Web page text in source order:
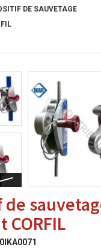
DE SAUVETAGE
CORFIL